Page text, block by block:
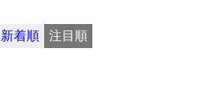
新着順 注目順